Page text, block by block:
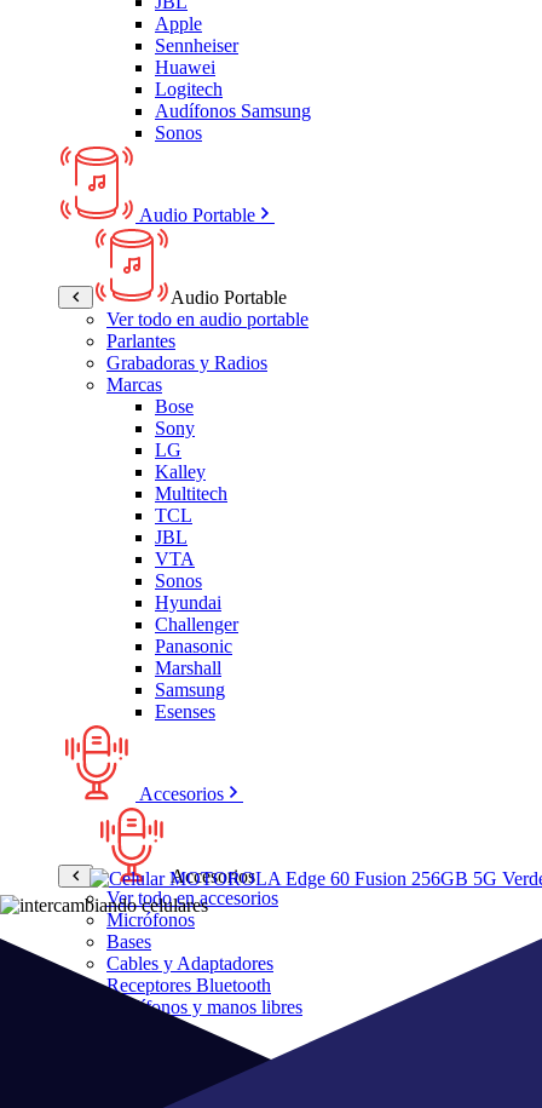
Apple
Sennheiser
Huawei
Logitech
Audífonos Samsung
Sonos
Audio Portable
Audio Portable
Ver todo en audio portable
Parlantes
Grabadoras y Radios
Marcas
Bose
Sony
LG
Kalley
Multitech
TCL
JBL
VTA
Sonos
Hyundai
Challenger
Panasonic
Marshall
Samsung
Esenses
Accesorios
Accesorios
Ver todo en accesorios
Micrófonos
Bases
Cables y Adaptadores
Receptores Bluetooth
Audífonos y manos libres